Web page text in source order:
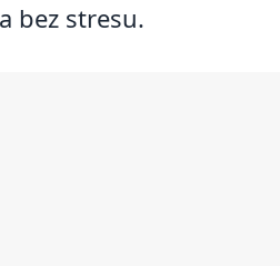
bez stresu.